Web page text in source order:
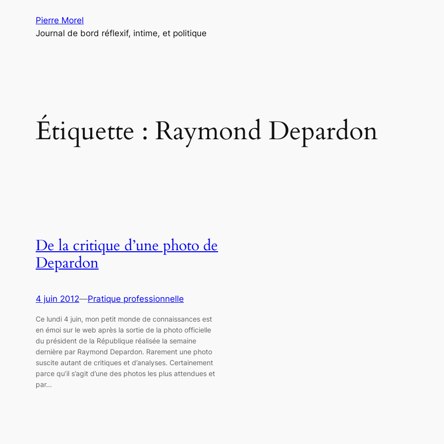
Pierre Morel
Journal de bord réflexif, intime, et politique
Étiquette : Raymond Depardon
De la critique d’une photo de
Depardon
4 juin 2012—Pratique professionnelle
Ce lundi 4 juin, mon petit monde de connaissances est
en émoi sur le web après la sortie de la photo officielle
du président de la République réalisée la semaine
dernière par Raymond Depardon. Rarement une photo
suscite autant de critiques et d’analyses. Certainement
parce qu’il s’agit d’une des photos les plus attendues et
par…